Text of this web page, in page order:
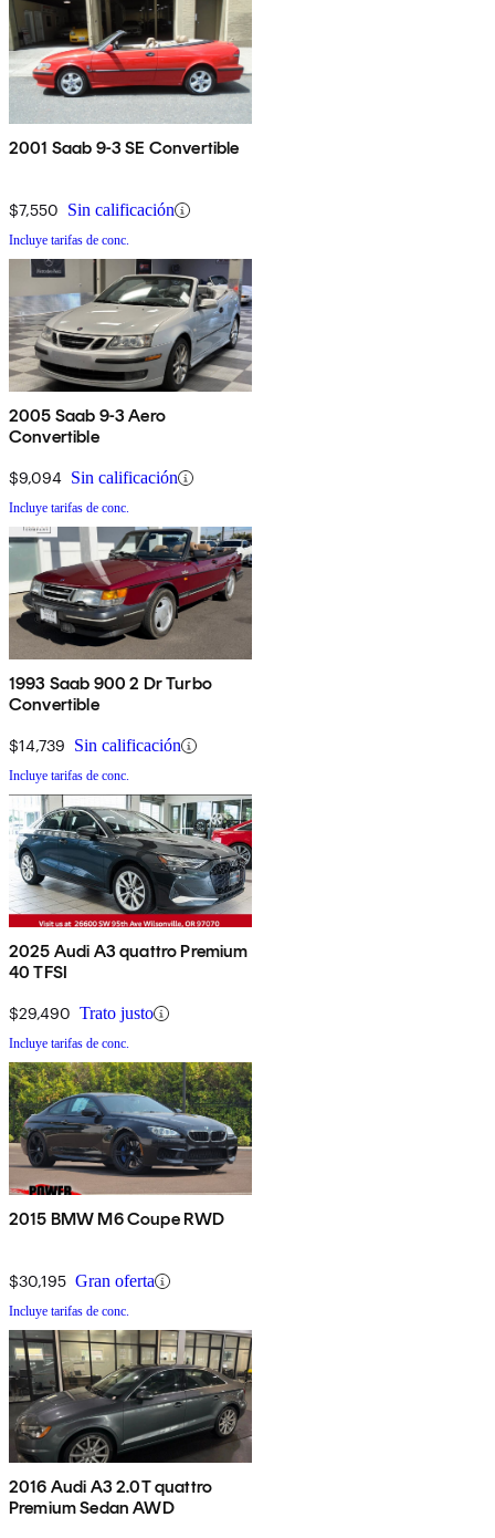
2001 Saab 9-3 SE Convertible
$7,550 Sin calificación
Incluye tarifas de conc.
2005 Saab 9-3 Aero
Convertible
$9,094 Sin calificación
Incluye tarifas de conc.
1993 Saab 900 2 Dr Turbo
Convertible
$14,739 Sin calificación
Incluye tarifas de conc.
2025 Audi A3 quattro Premium
40 TFSI
$29,490 Trato justo
Incluye tarifas de conc.
2015 BMW M6 Coupe RWD
$30,195 Gran oferta
Incluye tarifas de conc.
2016 Audi A3 2.0T quattro
Premium Sedan AWD